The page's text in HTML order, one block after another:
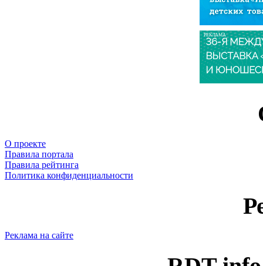
РЕКЛАМА
О проекте
Правила портала
Правила рейтинга
Политика конфиденциальности
Реклама на сайте